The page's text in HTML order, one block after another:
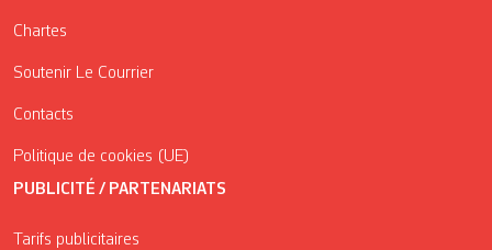
Chartes
Soutenir Le Courrier
Contacts
Politique de cookies (UE)
PUBLICITÉ / PARTENARIATS
Tarifs publicitaires